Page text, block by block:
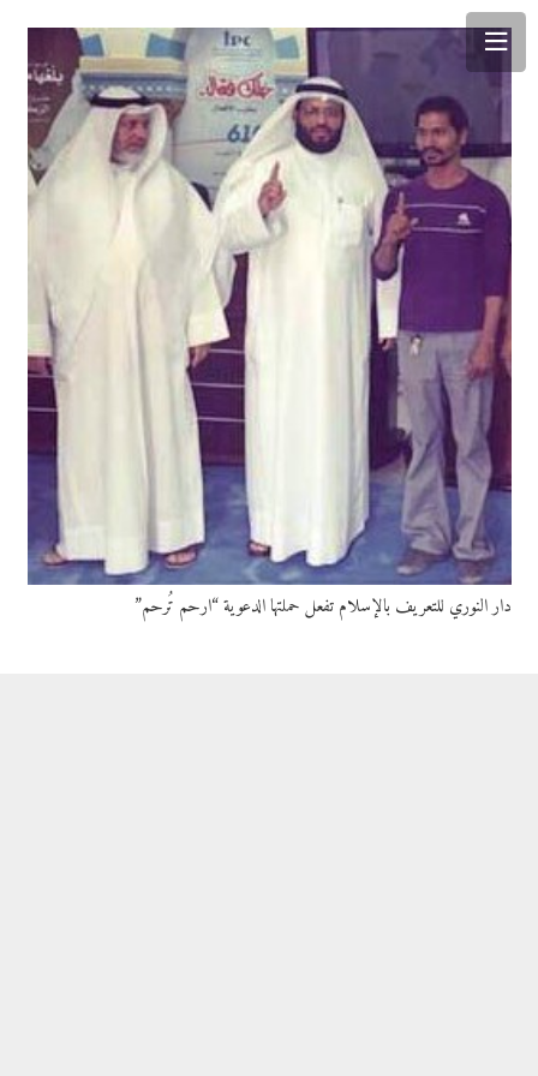
دار النوري للتعريف بالإسلام تفعل حملتها الدعوية “ارحم تُرحم”